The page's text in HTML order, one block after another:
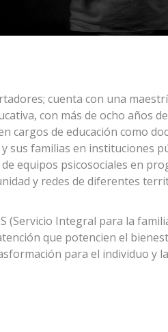
cuenta con una
con más de ocho años
cargos de educación como
sus familias en instituciones
equipos psicosociales en
y redes de diferentes
(Servicio Integral para la
que potencien el
para el individuo y